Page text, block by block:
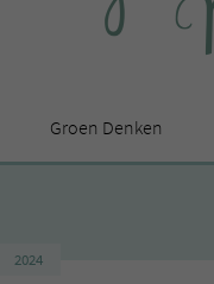
Groen Denken
2024